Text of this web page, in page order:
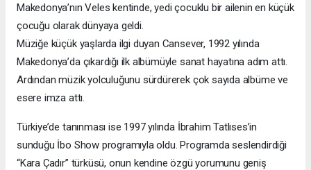
Makedonya’nın Veles kentinde, yedi çocuklu bir ailenin en küçük
çocuğu olarak dünyaya geldi.
Müziğe küçük yaşlarda ilgi duyan Cansever, 1992 yılında
Makedonya’da çıkardığı ilk albümüyle sanat hayatına adım attı.
Ardından müzik yolculuğunu sürdürerek çok sayıda albüme ve
esere imza attı.
Türkiye’de tanınması ise 1997 yılında İbrahim Tatlıses’in
sunduğu İbo Show programıyla oldu. Programda seslendirdiği
“Kara Çadır” türküsü, onun kendine özgü yorumunu geniş